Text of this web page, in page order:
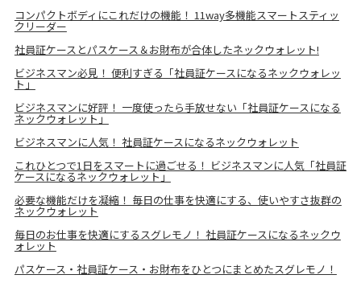
コンパクトボディにこれだけの機能！ 11way多機能スマートスティッ
クリーダー
社員証ケースとパスケース＆お財布が合体したネックウォレット!
ビジネスマン必見！ 便利すぎる「社員証ケースになるネックウォレッ
ト」
ビジネスマンに好評！ 一度使ったら手放せない「社員証ケースになる
ネックウォレット」
ビジネスマンに人気！ 社員証ケースになるネックウォレット
これひとつで1日をスマートに過ごせる！ ビジネスマンに人気「社員証
ケースになるネックウォレット」
必要な機能だけを凝縮！ 毎日の仕事を快適にする、使いやすさ抜群の
ネックウォレット
毎日のお仕事を快適にするスグレモノ！ 社員証ケースになるネックウ
ォレット
パスケース・社員証ケース・お財布をひとつにまとめたスグレモノ！